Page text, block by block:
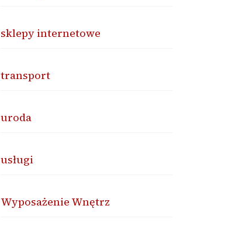
sklepy internetowe
transport
uroda
usługi
Wyposażenie Wnętrz